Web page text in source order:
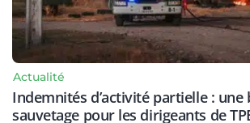
Actualité
Indemnités d’activité partielle : une
sauvetage pour les dirigeants de